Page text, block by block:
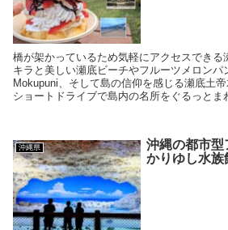
橋が架かっているため気軽にアクセスできる
キラと美しい瀬底ビーチやフルーツメロンパ
Mokupuni、そして島の信仰を感じる瀬底土
ショートドライブで島内の名所をぐるっとま
沖縄県
沖縄の都市型
かりゆし水族